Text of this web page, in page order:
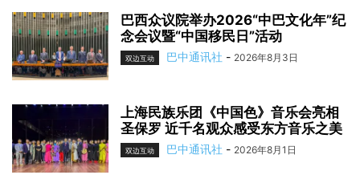
巴西众议院举办2026“中巴文化年”纪
念会议暨“中国移民日”活动
双边互动 巴中通讯社 - 2026年8月3日
上海民族乐团《中国色》音乐会亮相
圣保罗 近千名观众感受东方音乐之美
双边互动 巴中通讯社 - 2026年8月1日